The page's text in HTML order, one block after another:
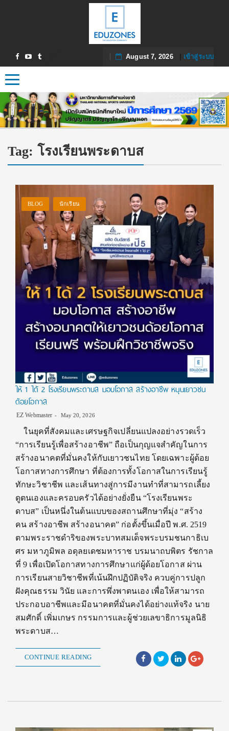
August 7, 2026| เข้าสู่ระบบ
Toggle navigation
Tag: โรงเรียนพระดาบส
BLOG นักเรียน
ให้ 1 ได้ 2 โรงเรียนพระดาบส มอบโอกาส สร้างอาชีพ หนุนเยาวชน
ด้อยโอกาส
EZ Webmaster May 20, 2026
ในยุคที่สังคมและเศรษฐกิจเปลี่ยนแปลงอย่างรวดเร็ว
“การเรียนรู้เพื่อสร้างอาชีพ” ถือเป็นกุญแจสำคัญในการ
สร้างอนาคตที่มั่นคงให้กับเยาวชนไทย โดยเฉพาะผู้ด้อย
โอกาสทางการศึกษา ที่ต้องการทั้งโอกาสในการเรียนรู้
ทักษะวิชาชีพ และเส้นทางสู่การมีงานทำที่สามารถเลี้ยง
ดูตนเองและครอบครัวได้อย่างยั่งยืน “โรงเรียนพระ
ดาบส” เป็นหนึ่งในต้นแบบของสถานศึกษาที่มุ่ง “สร้าง
คน สร้างอาชีพ สร้างอนาคต” ก่อตั้งขึ้นเมื่อปี พ.ศ. 2519
ตามพระราชดำริของพระบาทสมเด็จพระบรมชนกาธิเบ
ศร มหาภูมิพล อดุลยเดชมหาราช บรมนาถบพิตร รัชกาล
ที่ 9 เพื่อเปิดโอกาสทางการศึกษาแก่ผู้ด้อยโอกาส ผ่าน
การเรียนสายวิชาชีพที่เน้นฝึกปฏิบัติจริง ควบคู่การปลูก
ฝังคุณธรรม วินัย และการพึ่งพาตนเอง เพื่อให้สามารถ
ประกอบอาชีพและมีอนาคตที่มั่นคงได้อย่างแท้จริง นาย
สมศักดิ์ เพิ่มเกษร กรรมการและผู้ช่วยเลขาธิการมูลนิธิ
พระดาบส…
CONTINUE READING